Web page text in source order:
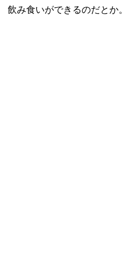
飲み食いができるのだとか。